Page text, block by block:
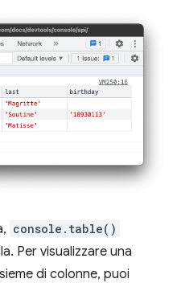
console.table()
Per visualizzare una
di colonne, puoi